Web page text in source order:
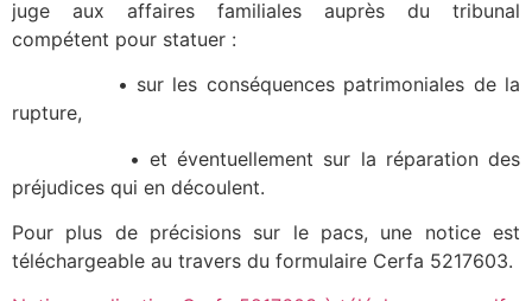
juge aux affaires familiales auprès du tribunal
compétent pour statuer :
• sur les conséquences patrimoniales de la
rupture,
• et éventuellement sur la réparation des
préjudices qui en découlent.
Pour plus de précisions sur le pacs, une notice est
téléchargeable au travers du formulaire Cerfa 5217603.